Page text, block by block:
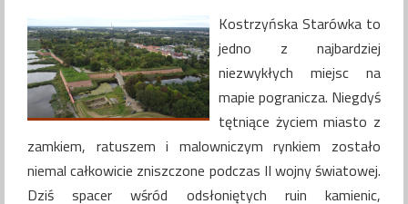
Kostrzyńska Starówka to
jedno z najbardziej
niezwykłych miejsc na
mapie pogranicza. Niegdyś
tętniące życiem miasto z
zamkiem, ratuszem i malowniczym rynkiem zostało
niemal całkowicie zniszczone podczas II wojny światowej.
Dziś spacer wśród odsłoniętych ruin kamienic,